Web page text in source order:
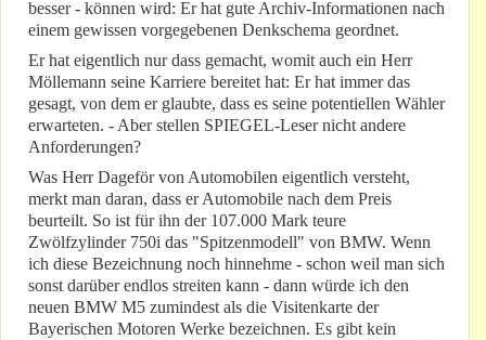
besser - können wird: Er hat gute Archiv-Informationen nach
einem gewissen vorgegebenen Denkschema geordnet.
Er hat eigentlich nur dass gemacht, womit auch ein Herr
Möllemann seine Karriere bereitet hat: Er hat immer das
gesagt, von dem er glaubte, dass es seine potentiellen Wähler
erwarteten. - Aber stellen SPIEGEL-Leser nicht andere
Anforderungen?
Was Herr Dageför von Automobilen eigentlich versteht,
merkt man daran, dass er Automobile nach dem Preis
beurteilt. So ist für ihn der 107.000 Mark teure
Zwölfzylinder 750i das "Spitzenmodell" von BMW. Wenn
ich diese Bezeichnung noch hinnehme - schon weil man sich
sonst darüber endlos streiten kann - dann würde ich den
neuen BMW M5 zumindest als die Visitenkarte der
Bayerischen Motoren Werke bezeichnen. Es gibt kein